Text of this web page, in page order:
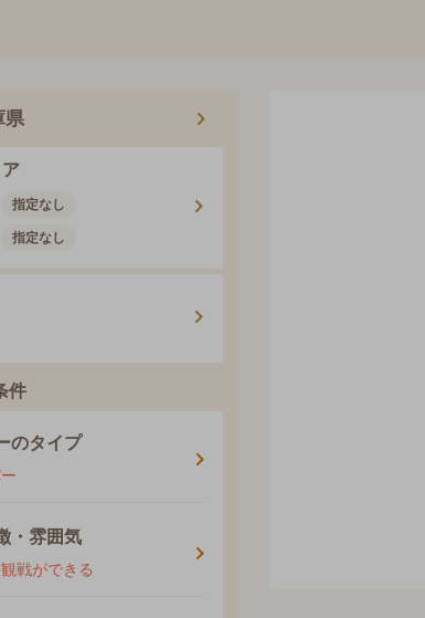
県
指定なし
指定なし
件
のタイプ
・雰囲気
戦ができる